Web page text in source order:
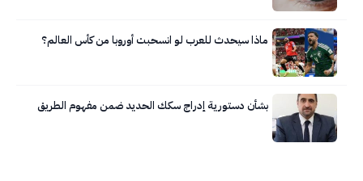
ماذا سيحدث للعرب لو انسحبت أوروبا من كأس العالم؟
بشأن دستورية إدراج سكك الحديد ضمن مفهوم الطريق